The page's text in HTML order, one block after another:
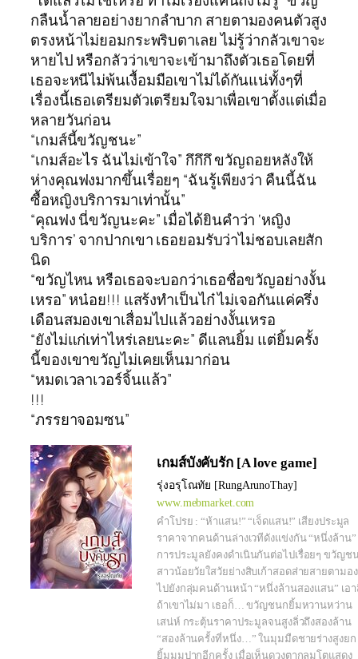
กลืนน้ำลายอย่างยากลำบาก สายตามองคนตัวสูง
ตรงหน้าไม่ยอมกระพริบตาเลย ไม่รู้ว่ากลัวเขาจะ
หายไป หรือกลัวว่าเขาจะเข้ามาถึงตัวเธอโดยที่
เธอจะหนีไม่พ้นเงื้อมมือเขาไม่ได้กันแน่ทั้งๆที่
เรื่องนี้เธอเตรียมตัวเตรียมใจมาเพื่อเขาตั้งแต่เมื่อ
หลายวันก่อน
“เกมส์นี้ขวัญชนะ”
“เกมส์อะไร ฉันไม่เข้าใจ” กึกึกึ ขวัญถอยหลังให้
ห่างคุณฟงมากขึ้นเรื่อยๆ “ฉันรู้เพียงว่า คืนนี้ฉัน
ซื้อหญิงบริการมาเท่านั้น”
“คุณฟง นี่ขวัญนะคะ” เมื่อได้ยินคำว่า ‘หญิง
บริการ’ จากปากเขา เธอยอมรับว่าไม่ชอบเลยสัก
นิด
“ขวัญไหน หรือเธอจะบอกว่าเธอชื่อขวัญอย่างงั้น
เหรอ” หน๋อย!!! แสร้งทำเป็นไก๋ ไม่เจอกันแค่ครึ่ง
เดือนสมองเขาเสื่อมไปแล้วอย่างงั้นเหรอ
“ยังไม่แก่เท่าไหร่เลยนะคะ” ดีแลนยิ้ม แต่ยิ้มครั้ง
นี้ของเขาขวัญไม่เคยเห็นมาก่อน
“หมดเวลาเวอร์จิ้นแล้ว”
!!!
“ภรรยาจอมซน”
เกมส์บังคับรัก [A love game]
รุ่งอรุโณทัย [RungArunoThay]
www.mebmarket.com
คำโปรย : “ห้าแสน!” “เจ็ดแสน!” เสียงประมูล
ราคาจากคนด้านล่างเวทีดังแข่งกัน “หนึ่งล้าน”
การประมูลยังคงดำเนินกันต่อไปเรื่อยๆ ขวัญช
สาวน้อยวัยใสวัยย่างสิบเก้าสอดส่ายสายตามอง
ไปยังกลุ่มคนด้านหน้า “หนึ่งล้านสองแสน” เอ
ถ้าเขาไม่มา เธอก็… ขวัญชนกยิ้มหวานหว่าน
เสน่ห์ กระตุ้นราคาประมูลจนสูงลิ่วถึงสองล้าน
“สองล้านครั้งที่หนึ่ง…” ในมุมมืดชายร่างสูงยก
ยิ้มมุมปากอีกครั้ง เมื่อเห็นดวงตากลมโตแสดง